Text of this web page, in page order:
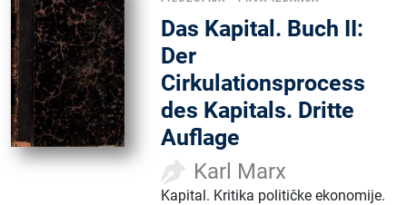
Das Kapital. Buch II:
Der
Cirkulationsprocess
des Kapitals. Dritte
Auflage
Karl Marx
Kapital. Kritika političke ekonomije.